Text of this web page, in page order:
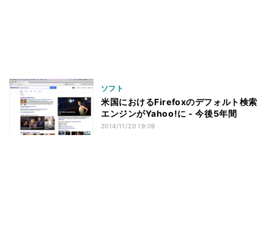
ソフト
米国におけるFirefoxのデフォルト検索
エンジンがYahoo!に - 今後5年間
2014/11/20 19:09